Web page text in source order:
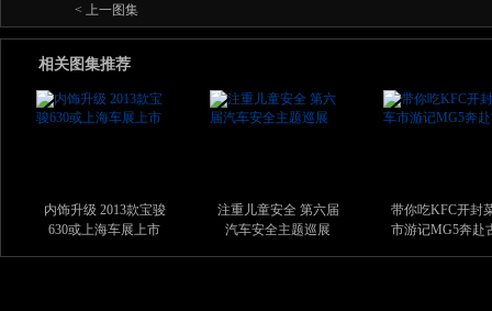
< 上一图集
相关图集推荐
内饰升级 2013款宝骏
630或上海车展上市
注重儿童安全 第六届
汽车安全主题巡展
带你吃KFC开封
市游记MG5奔赴